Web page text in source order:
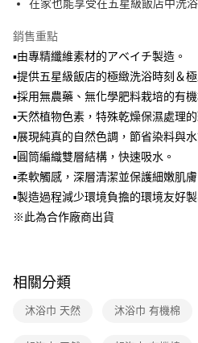
2.付款方式選擇「大哥付你分期」，訂單
成交易。
3.實際核准額度、可分期數及費用金額請
4.訂單成立30分鐘內，如未前往確認交易
消。如遇「轉專審核」未通過狀況，表示
法說明評估內容。
1.分期款項不併入電信帳單，「大哥付你
醒簡訊。
2.透過簡訊連結打開帳單後，可選擇「超
帳／街口支付／iPASS MONEY」等通路繳
【注意事項】
1.本服務係由「台灣大哥大股份有限公司
用戶於交易時，得透過本服務購買商品或
由本公司與您本人進行分期帳單所需資料
運送方式
宅配【父親節大回饋】限時$299免運
每筆NT$150，滿NT$299(含以上)免
在家也能享受在五星級飯店中洗
銷售重點
▪由專精纖維素材的アベイチ製造。
▪提供五星級飯店的極緻洗浴時刻＆極
▪採用無農藥、無化學肥料栽培的有機
▪天然植物色素，特殊乾燥保濕處理的
▪展現純真的自然色調，節省染料與水
▪圓筒編織雙層結構，快速吸水。
▪柔軟觸感，深層清潔並保護細嫩肌膚
▪製造過程減少環境負擔的環境友好製
※此為合作廠商出貨
相關分類
沐浴巾 天然 沐浴巾 有機棉